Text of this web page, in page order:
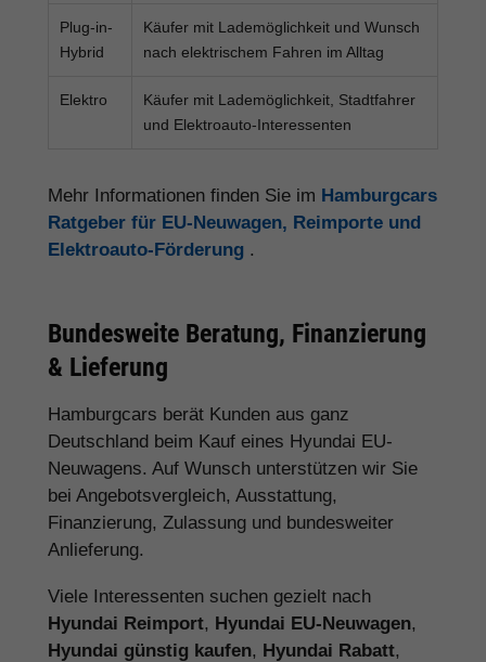
Plug-in-
Hybrid
Käufer mit Lademöglichkeit und Wunsch
nach elektrischem Fahren im Alltag
Elektro
Käufer mit Lademöglichkeit, Stadtfahrer
und Elektroauto-Interessenten
Mehr Informationen finden Sie im Hamburgcars
Ratgeber für EU-Neuwagen, Reimporte und
Elektroauto-Förderung .
Bundesweite Beratung, Finanzierung
& Lieferung
Hamburgcars berät Kunden aus ganz
Deutschland beim Kauf eines Hyundai EU-
Neuwagens. Auf Wunsch unterstützen wir Sie
bei Angebotsvergleich, Ausstattung,
Finanzierung, Zulassung und bundesweiter
Anlieferung.
Viele Interessenten suchen gezielt nach
Hyundai Reimport, Hyundai EU-Neuwagen,
Hyundai günstig kaufen, Hyundai Rabatt,